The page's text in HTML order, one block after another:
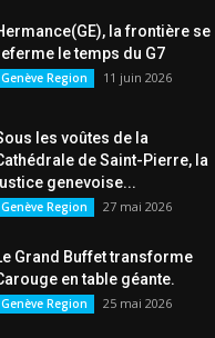
la frontière se
le temps du G7
Genève Region 11 juin 2026
les voûtes de la
de Saint-Pierre, la
genevoise...
Genève Region 27 mai 2026
Grand Buffet transforme
en table géante.
Genève Region 25 mai 2026